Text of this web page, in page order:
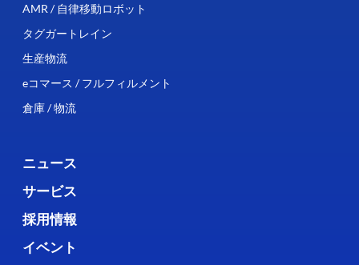
AMR / 自律移動ロボット
タグガートレイン
生産物流
eコマース / フルフィルメント
倉庫 / 物流
ニュース
サービス
採用情報
イベント